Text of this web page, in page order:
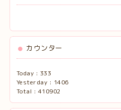
カウンター
Today : 333
Yesterday : 1406
Total : 410902